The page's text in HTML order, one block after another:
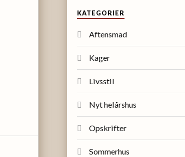
KATEGORIER
Aftensmad
Kager
Livsstil
Nyt helårshus
Opskrifter
Sommerhus